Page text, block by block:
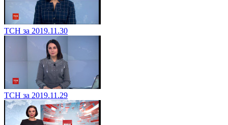
ТСН за 2019.11.30
ТСН за 2019.11.29